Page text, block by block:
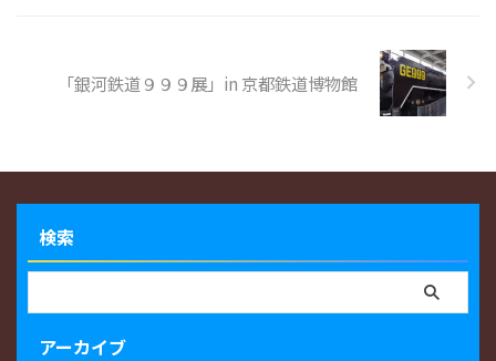
「銀河鉄道９９９展」in 京都鉄道博物館
検索
アーカイブ